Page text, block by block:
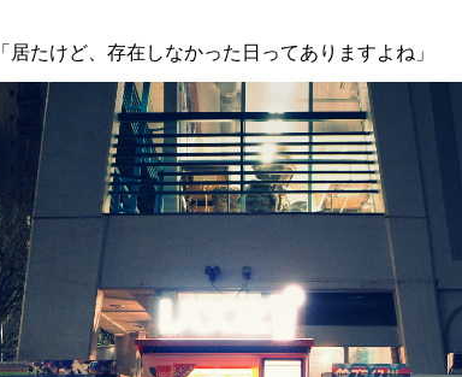
「居たけど、存在しなかった日ってありますよね」